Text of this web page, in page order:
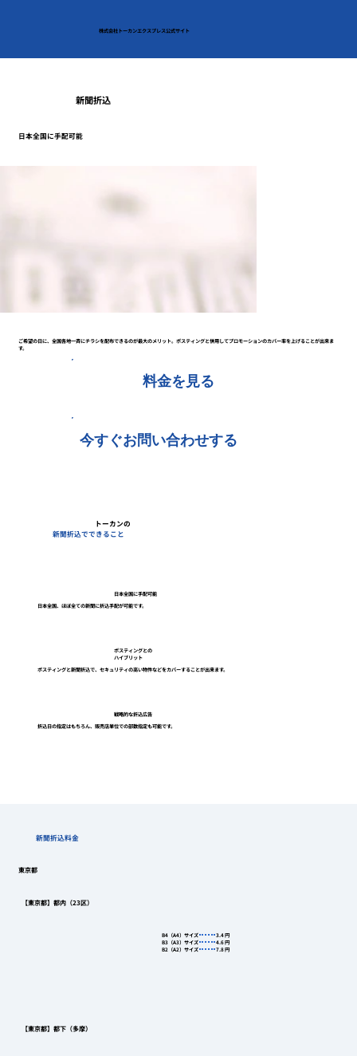
株式会社トーカンエクスプレス公式サイト
新聞折込
日本全国に手配可能
ご希望の日に、全国各地一斉にチラシを配布できるのが最大のメリット。ポスティングと併用してプロモーションのカバー率を上げることが出来ま
す。
料金を見る
今すぐお問い合わせする
トーカンの
新聞折込でできること
日本全国に手配可能
日本全国、ほぼ全ての新聞に折込手配が可能です。
ポスティングとの
ハイブリット
ポスティングと新聞折込で、セキュリティの高い物件などをカバーすることが出来ます。
戦略的な折込広告
折込日の指定はもちろん、販売店単位での部数指定も可能です。
新聞折込料金
東京都
【東京都】都内（23区）
B4（A4）サイズ 3.4円
B3（A3）サイズ
4.6円
B2（A2）サイズ
7.8円
【東京都】都下（多摩）